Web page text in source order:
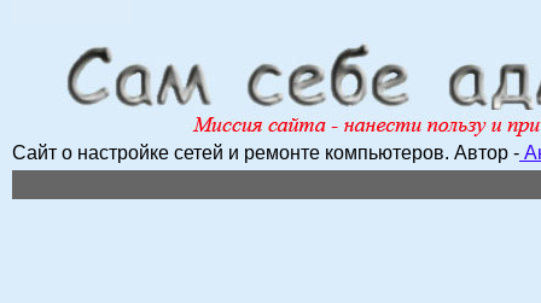
Сайт о настройке сетей и ремонте компьютеров. Автор -